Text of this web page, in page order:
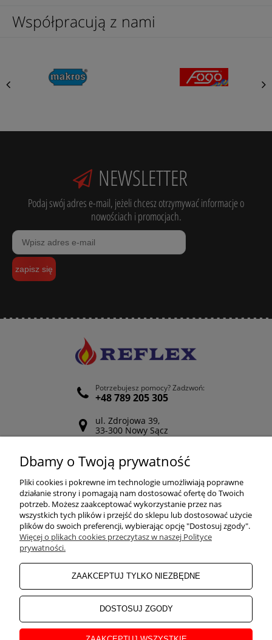
Współpracują z nami
NEWSLETTER
Podaj swój adres e-mail, jeżeli chcesz otrzymywać informacje o
nowościach i promocjach.
zapisz się
Potrzebujesz pomocy? Zadzwoń:
+48 789 205 305
ul. Zdrojowa 39,
33-300 Nowy Sącz
Odwiedź nasz Facebook
POMOC
ZAKUPY
MOJE KONTO
INFORMACJE
Dbamy o Twoją prywatność
Pliki cookies i pokrewne im technologie umożliwiają poprawne
działanie strony i pomagają nam dostosować ofertę do Twoich
potrzeb. Możesz zaakceptować wykorzystanie przez nas
wszystkich tych plików i przejść do sklepu lub dostosować użycie
plików do swoich preferencji, wybierając opcję "Dostosuj zgody".
Więcej o plikach cookies przeczytasz w naszej Polityce
prywatności.
ZAAKCEPTUJ TYLKO NIEZBĘDNE
DOSTOSUJ ZGODY